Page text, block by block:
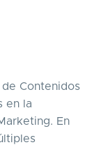
Contenidos
en la
En